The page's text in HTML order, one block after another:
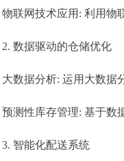
物联网技术应用: 利用物
2. 数据驱动的仓储优化
大数据分析: 运用大数据
预测性库存管理: 基于数
3. 智能化配送系统